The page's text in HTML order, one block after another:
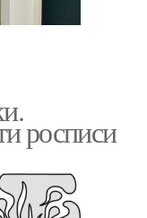
росписи